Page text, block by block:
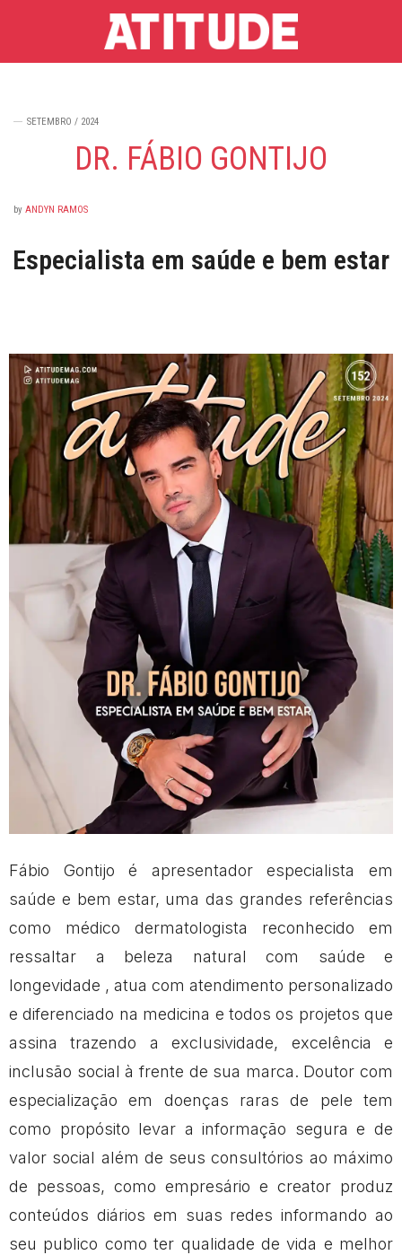
SETEMBRO / 2024
DR. FÁBIO GONTIJO
by ANDYN RAMOS
Especialista em saúde e bem estar
Fábio Gontijo é apresentador especialista em
saúde e bem estar, uma das grandes referências
como médico dermatologista reconhecido em
ressaltar a beleza natural com saúde e
longevidade , atua com atendimento personalizado
e diferenciado na medicina e todos os projetos que
assina trazendo a exclusividade, excelência e
inclusão social à frente de sua marca. Doutor com
especialização em doenças raras de pele tem
como propósito levar a informação segura e de
valor social além de seus consultórios ao máximo
de pessoas, como empresário e creator produz
conteúdos diários em suas redes informando ao
seu publico como ter qualidade de vida e melhor